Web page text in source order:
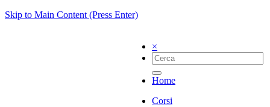
Skip to Main Content (Press Enter)
×
Home
Corsi